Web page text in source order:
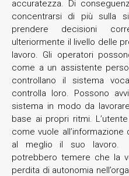
accuratezza. Di
concentrarsi di più sulla
prendere decisioni
ulteriormente il livello delle
lavoro. Gli operatori
come a un assistente
controllano il sistema
controlla loro. Possono
sistema in modo da
base ai propri ritmi.
come vuole
al meglio il suo lavoro.
potrebbero temere che la
perdita di autonomia